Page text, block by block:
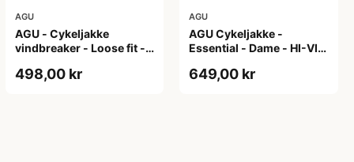
AGU
AGU - Cykeljakke
vindbreaker - Loose fit -
498,00 kr
AGU
AGU Cykeljakke -
Essential - Dame - HI-VIS
649,00 kr